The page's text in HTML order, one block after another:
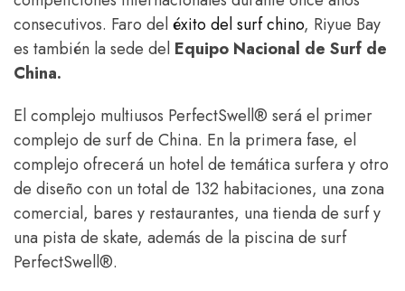
consecutivos. Faro deléxito del surf chino, Riyue Bay
es también la sede del Equipo Nacional de Surf de
China.
El complejo multiusos PerfectSwell® será el primer
complejo de surf de China. En la primera fase, el
complejo ofrecerá un hotel de temática surfera y otro
de diseño con un total de 132 habitaciones, una zona
comercial, bares y restaurantes, una tienda de surf y
una pista de skate, además de la piscina de surf
PerfectSwell®.